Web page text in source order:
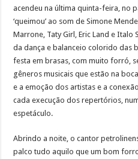
acendeu na última quinta-feira, no
‘queimou’ ao som de Simone
Marrone, Taty Girl, Eric Land e Italo
da dança e balanceio colorido das
festa em brasas, com muito forró,
gêneros musicais que estão na
e a emoção dos artistas e a
cada execução dos repertórios,
espetáculo.
Abrindo a noite, o cantor
palco tudo aquilo que um bom